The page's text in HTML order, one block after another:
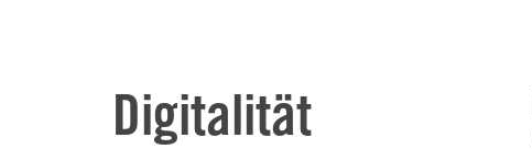
Digitalität